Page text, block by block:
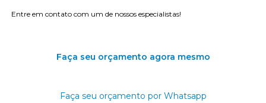
Entre em contato com um de nossos especialistas!
Faça seu orçamento agora mesmo
Faça seu orçamento por Whatsapp